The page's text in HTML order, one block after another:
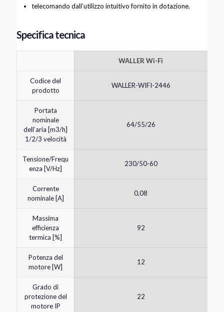
telecomando dall’utilizzo intuitivo fornito in dotazione.
Specifica tecnica
WALLER Wi-Fi
Codice del
prodotto
WALLER-WIFI-2446
Portata
nominale
dell’aria [m3/h]
1/2/3 velocità
64/55/26
Tensione/Frequ
enza [V/Hz]
230/50-60
Corrente
nominale [A]
0,08
Massima
efficienza
termica [%]
92
Potenza del
motore [W]
12
Grado di
protezione del
motore IP
22